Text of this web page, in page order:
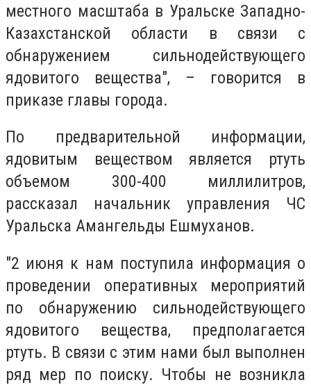
местного масштаба в Уральске Западно-
Казахстанской области в связи с
обнаружением сильнодействующего
ядовитого вещества", – говорится в
приказе главы города.
По предварительной информации,
ядовитым веществом является ртуть
объемом 300-400 миллилитров,
рассказал начальник управления ЧС
Уральска Амангельды Ешмуханов.
"2 июня к нам поступила информация о
проведении оперативных мероприятий
по обнаружению сильнодействующего
ядовитого вещества, предполагается
ртуть. В связи с этим нами был выполнен
ряд мер по поиску. Чтобы не возникла